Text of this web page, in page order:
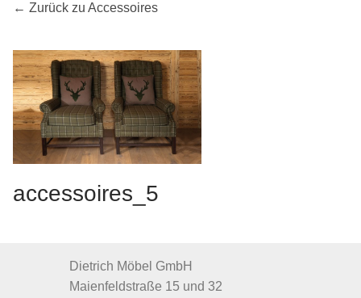
← Zurück zu Accessoires
accessoires_5
Dietrich Möbel GmbH
Maienfeldstraße 15 und 32